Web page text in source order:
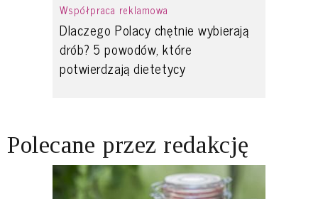
Współpraca reklamowa
Dlaczego Polacy chętnie wybierają
drób? 5 powodów, które
potwierdzają dietetycy
Polecane przez redakcję